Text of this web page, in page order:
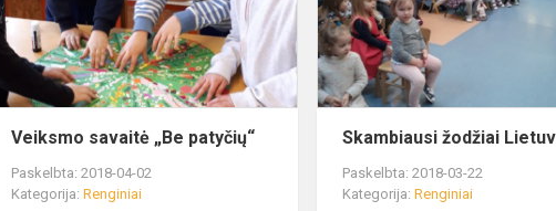
Veiksmo savaitė „Be patyčių“
Paskelbta: 2018-04-02
Kategorija:Renginiai
Skambiausi žodžiai
Paskelbta: 2018-03-22
Kategorija:Renginiai